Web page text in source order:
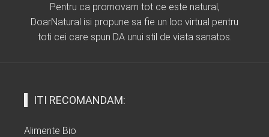
Pentru ca promovam tot ce este natural,
DoarNatural isi propune sa fie un loc virtual pentru
toti cei care spun DA unui stil de viata sanatos.
ITI RECOMANDAM:
Alimente Bio